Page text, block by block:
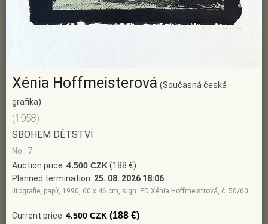
Xénia Hoffmeisterová (Současná česká
grafika)
(1958)
SBOHEM DĚTSTVÍ
No.: 7
Auction price: 4.500 CZK(188 €)
Planned termination: 25. 08. 2026 18:06
litografie, papír, 1990, 60 x 46 cm, sign. PD Xénia Hoffmeistrová, č. 50/60
Current price: 4.500 CZK (188 €)